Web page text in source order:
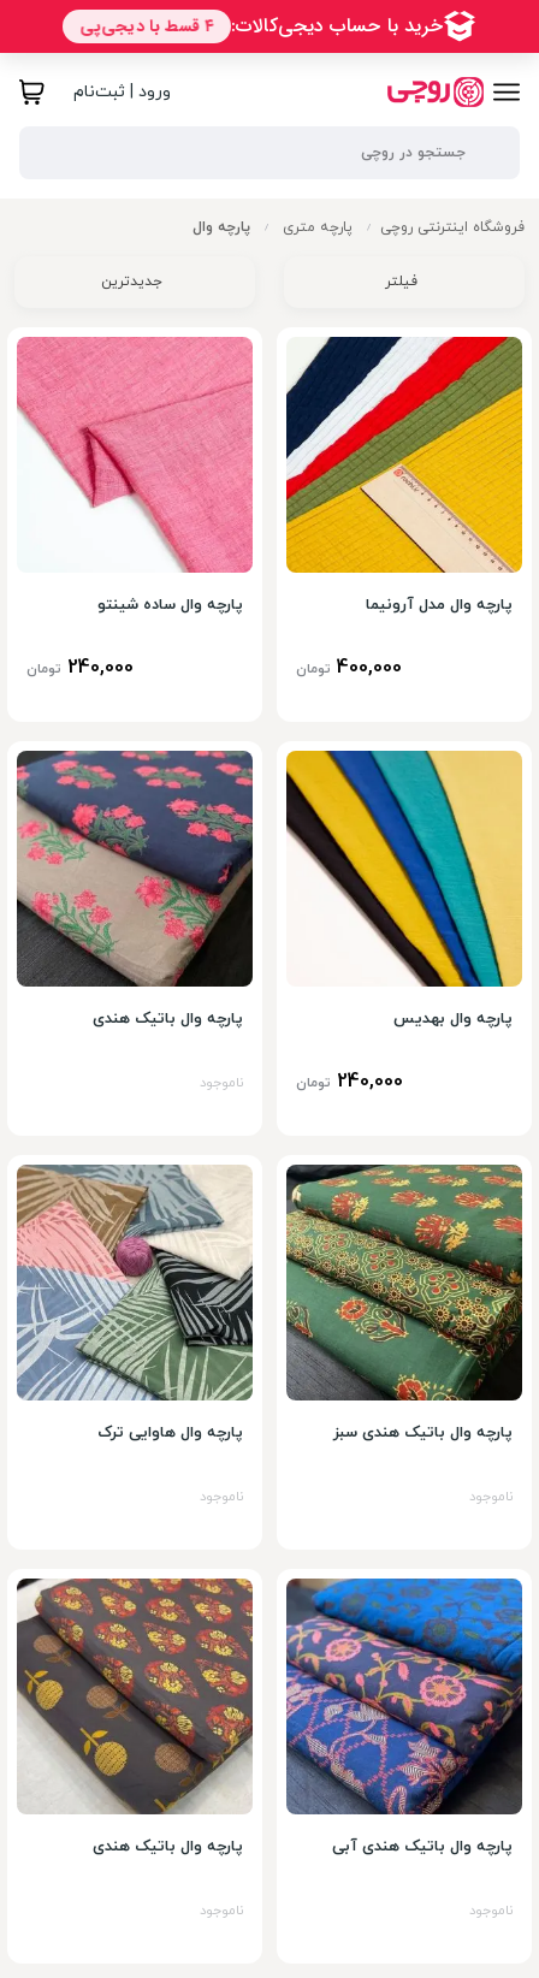
ورود | ثبت‌نام
فروشگاه اینترنتی روچی / پارچه متری / پارچه وال
فیلتر جدیدترین
پارچه وال مدل آرونیما
400,000 تومان
پارچه وال ساده شینتو
240,000 تومان
پارچه وال بهدیس
240,000 تومان
پارچه وال باتیک هندی
ناموجود
پارچه وال باتیک هندی سبز
ناموجود
پارچه وال هاوایی ترک
ناموجود
پارچه وال باتیک هندی آبی
ناموجود
پارچه وال باتیک هندی
ناموجود